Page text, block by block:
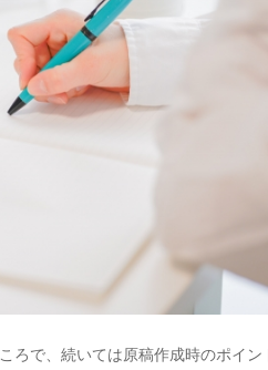
ろで、続いては原稿作成時のポイン